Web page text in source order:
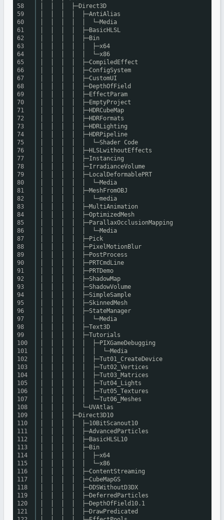
58
59
60
61
62
63
64
65
66
67
68
69
70
71
72
73
74
75
76
77
78
79
80
81
82
83
84
85
86
87
88
89
90
91
92
93
94
95
96
97
98
99
100
101
102
103
104
105
106
107
108
109
110
111
112
113
114
115
116
117
118
119
120
121
│ │ │ ├─Direct3D
│ │ │ │ ├─AntiAlias
│ │ │ │ │ └─Media
│ │ │ │ ├─BasicHLSL
│ │ │ │ ├─Bin
│ │ │ │ │ ├─x64
│ │ │ │ │ └─x86
│ │ │ │ ├─CompiledEffect
│ │ │ │ ├─ConfigSystem
│ │ │ │ ├─CustomUI
│ │ │ │ ├─DepthOfField
│ │ │ │ ├─EffectParam
│ │ │ │ ├─EmptyProject
│ │ │ │ ├─HDRCubeMap
│ │ │ │ ├─HDRFormats
│ │ │ │ ├─HDRLighting
│ │ │ │ ├─HDRPipeline
│ │ │ │ │ └─Shader Code
│ │ │ │ ├─HLSLwithoutEffects
│ │ │ │ ├─Instancing
│ │ │ │ ├─IrradianceVolume
│ │ │ │ ├─LocalDeformablePRT
│ │ │ │ │ └─Media
│ │ │ │ ├─MeshFromOBJ
│ │ │ │ │ └─media
│ │ │ │ ├─MultiAnimation
│ │ │ │ ├─OptimizedMesh
│ │ │ │ ├─ParallaxOcclusionMapping
│ │ │ │ │ └─Media
│ │ │ │ ├─Pick
│ │ │ │ ├─PixelMotionBlur
│ │ │ │ ├─PostProcess
│ │ │ │ ├─PRTCmdLine
│ │ │ │ ├─PRTDemo
│ │ │ │ ├─ShadowMap
│ │ │ │ ├─ShadowVolume
│ │ │ │ ├─SimpleSample
│ │ │ │ ├─SkinnedMesh
│ │ │ │ ├─StateManager
│ │ │ │ │ └─Media
│ │ │ │ ├─Text3D
│ │ │ │ ├─Tutorials
│ │ │ │ │ ├─PIXGameDebugging
│ │ │ │ │ │ └─Media
│ │ │ │ │ ├─Tut01_CreateDevice
│ │ │ │ │ ├─Tut02_Vertices
│ │ │ │ │ ├─Tut03_Matrices
│ │ │ │ │ ├─Tut04_Lights
│ │ │ │ │ ├─Tut05_Textures
│ │ │ │ │ └─Tut06_Meshes
│ │ │ │ └─UVAtlas
│ │ │ ├─Direct3D10
│ │ │ │ ├─10BitScanout10
│ │ │ │ ├─AdvancedParticles
│ │ │ │ ├─BasicHLSL10
│ │ │ │ ├─Bin
│ │ │ │ │ ├─x64
│ │ │ │ │ └─x86
│ │ │ │ ├─ContentStreaming
│ │ │ │ ├─CubeMapGS
│ │ │ │ ├─DDSWithoutD3DX
│ │ │ │ ├─DeferredParticles
│ │ │ │ ├─DepthOfField10.1
│ │ │ │ ├─DrawPredicated